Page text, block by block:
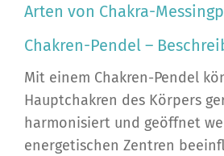
Arten von Chakra-
Chakren-Pendel –
Mit einem Chakren-Pendel
Hauptchakren des Körpers
harmonisiert und geöffnet
energetischen Zentren